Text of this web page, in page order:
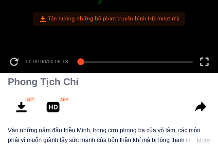
Tận hưởng những bộ phim truyền hình HD mượt mà
00:00:00/00:08:13
Phong Tịch Chí
Vào những năm đầu triều Minh, trong cơn phong ba của võ lâm, các môn
phái vì muốn giành lấy sức mạnh của bốn thần khí mà bị lòng tham che mờ
More